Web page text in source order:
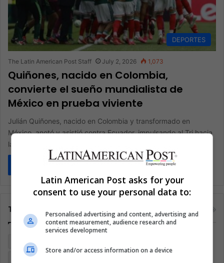
DEPORTES
The Latin American Post Staff July 2, 2026 1,073
Quiñones, nacido en Colombia,
convierte el sueño mundialista de
México en prueba viviente
Julián Quiñones, nacido en Colombia y transformado en
México, anotó y asistió contra Ecuador, impulsando al Tri hacia
la historia…
Tags
Argentina
Coronavirus
Latin American Post asks for your
consent to use your personal data to:
Personalised advertising and content, advertising and
content measurement, audience research and
services development
Store and/or access information on a device